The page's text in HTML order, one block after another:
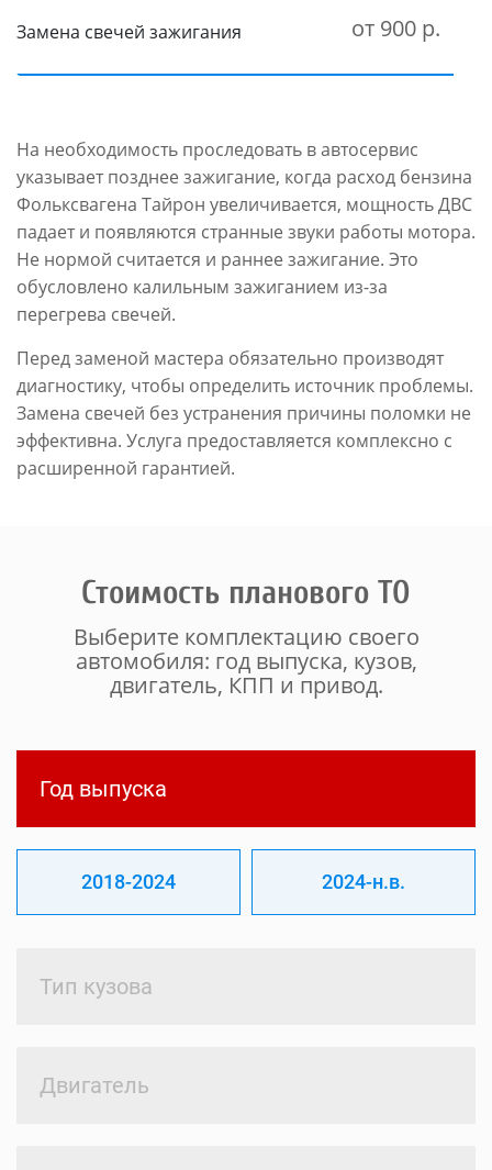
Замена свечей зажигания от 900 р.
На необходимость проследовать в автосервис
указывает позднее зажигание, когда расход бензина
Фольксвагена Тайрон увеличивается, мощность ДВС
падает и появляются странные звуки работы мотора.
Не нормой считается и раннее зажигание. Это
обусловлено калильным зажиганием из-за
перегрева свечей.
Перед заменой мастера обязательно производят
диагностику, чтобы определить источник проблемы.
Замена свечей без устранения причины поломки не
эффективна. Услуга предоставляется комплексно с
расширенной гарантией.
Стоимость планового ТО
Выберите комплектацию своего
автомобиля: год выпуска, кузов,
двигатель, КПП и привод.
Год выпуска
2018-2024 2024-н.в.
Тип кузова
Двигатель